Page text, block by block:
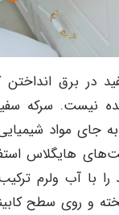
در برق انداختن
نیست. سرکه
جای مواد
هایگلاس
با آب ولرم
و روی سطح